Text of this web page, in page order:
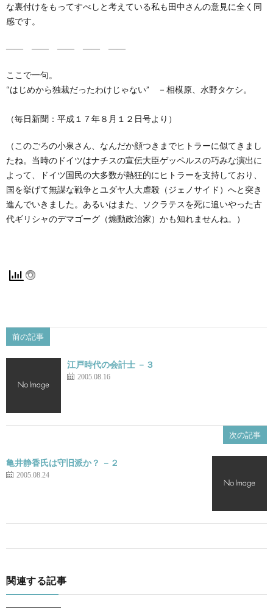
な裏付けをもってすべしと考えている私も田中さんの意見に全く同
感です。
―― ―― ―― ―― ――
ここで一句。
“はじめから独裁だったわけじゃない” －相模原、水野タケシ。
（毎日新聞：平成１７年８月１２日号より）
（このごろの小泉さん、なんだか顔つきまでヒトラーに似てきまし
たね。当時のドイツはナチスの宣伝大臣ゲッペルスの巧みな演出に
よって、ドイツ国民の大多数が熱狂的にヒトラーを支持しており、
国を挙げて無謀な戦争とユダヤ人大虐殺（ジェノサイド）へと突き
進んでいきました。あるいはまた、ソクラテスを死に追いやった古
代ギリシャのデマゴーグ（煽動政治家）かも知れませんね。）
前の記事
江戸時代の会計士 －３
2005.08.16
次の記事
亀井静香氏は守旧派か？ －２
2005.08.24
関連する記事